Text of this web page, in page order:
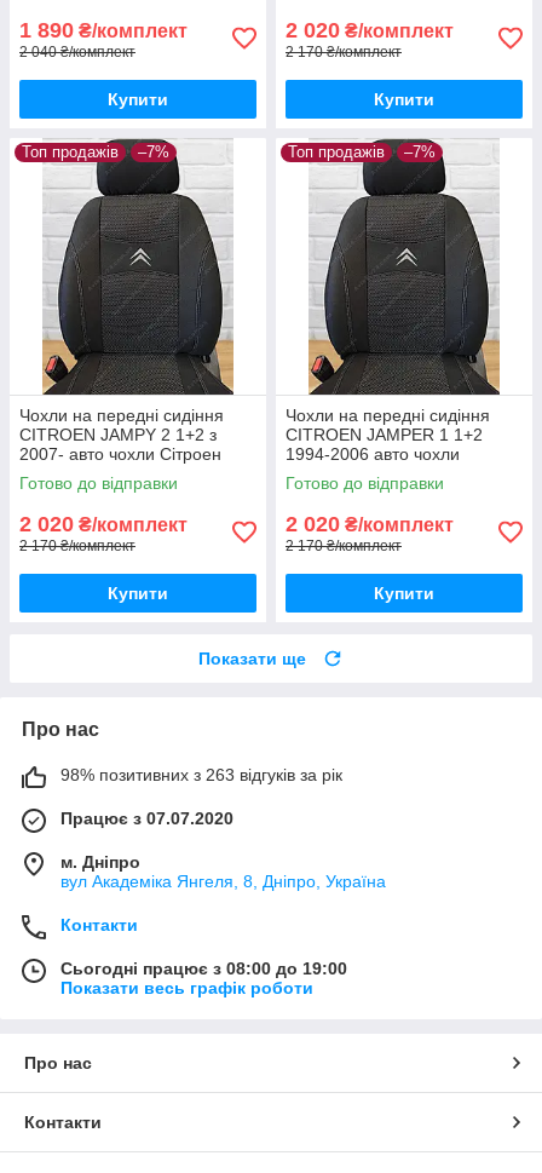
1 890 ₴/комплект
2 040 ₴/комплект
Купити
2 020 ₴/комплект
2 170 ₴/комплект
Купити
Топ продажів –7%
Чохли на передні сидіння
CITROEN JAMPY 2 1+2 з
2007- авто чохли Сітроен
Джампі з 2007-
Готово до відправки
2 020 ₴/комплект
2 170 ₴/комплект
Купити
Топ продажів –7%
Чохли на передні сидіння
CITROEN JAMPER 1 1+2
1994-2006 авто чохли
Сітроен Джампер 1994-2006
Готово до відправки
2 020 ₴/комплект
2 170 ₴/комплект
Купити
Показати ще
Про нас
98% позитивних з 263 відгуків за рік
Працює з 07.07.2020
м. Дніпро
вул Академіка Янгеля, 8, Дніпро, Україна
Контакти
Сьогодні працює з 08:00 до 19:00
Показати весь графік роботи
Про нас
Контакти